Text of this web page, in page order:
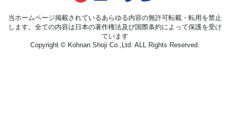
当ホームページ掲載されているあらゆる内容の無許可転載・転用を禁止
します。全ての内容は日本の著作権法及び国際条約によって保護を受け
ています
Copyright © Kohnan Shoji Co.,Ltd. ALL Rights Reserved.